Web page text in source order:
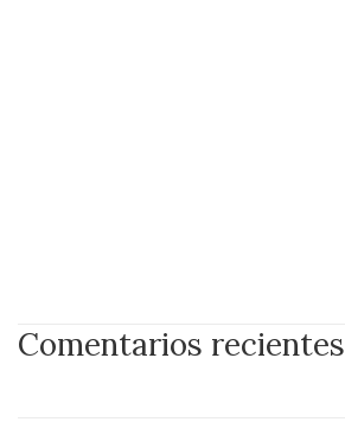
Comentarios recientes